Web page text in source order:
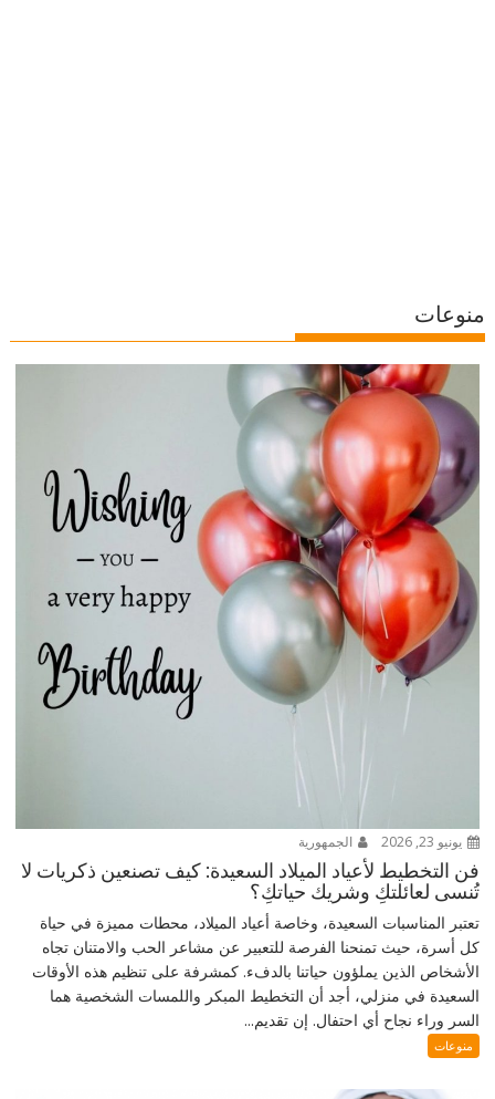
منوعات
يونيو 23, 2026 الجمهورية
فن التخطيط لأعياد الميلاد السعيدة: كيف تصنعين ذكريات لا
تُنسى لعائلتكِ وشريك حياتكِ؟
تعتبر المناسبات السعيدة، وخاصة أعياد الميلاد، محطات مميزة في حياة
كل أسرة، حيث تمنحنا الفرصة للتعبير عن مشاعر الحب والامتنان تجاه
الأشخاص الذين يملؤون حياتنا بالدفء. كمشرفة على تنظيم هذه الأوقات
السعيدة في منزلي، أجد أن التخطيط المبكر واللمسات الشخصية هما
السر وراء نجاح أي احتفال. إن تقديم...
منوعات